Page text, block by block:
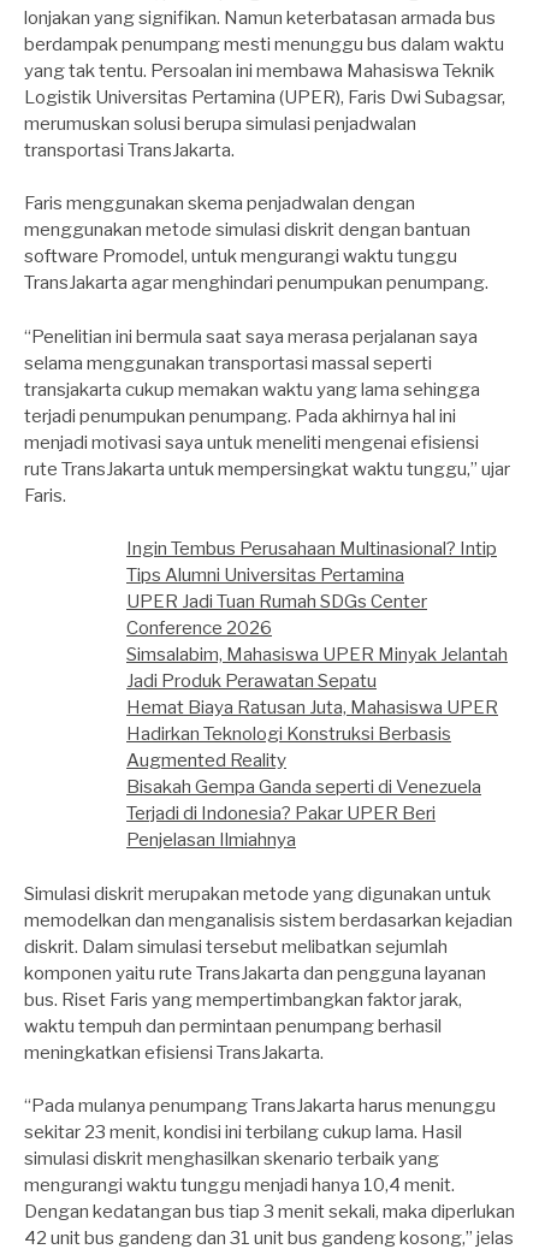
lonjakan yang signifikan. Namun keterbatasan armada bus
berdampak penumpang mesti menunggu bus dalam waktu
yang tak tentu. Persoalan ini membawa Mahasiswa Teknik
Logistik Universitas Pertamina (UPER), Faris Dwi Subagsar,
merumuskan solusi berupa simulasi penjadwalan
transportasi TransJakarta.
Faris menggunakan skema penjadwalan dengan
menggunakan metode simulasi diskrit dengan bantuan
software Promodel, untuk mengurangi waktu tunggu
TransJakarta agar menghindari penumpukan penumpang.
“Penelitian ini bermula saat saya merasa perjalanan saya
selama menggunakan transportasi massal seperti
transjakarta cukup memakan waktu yang lama sehingga
terjadi penumpukan penumpang. Pada akhirnya hal ini
menjadi motivasi saya untuk meneliti mengenai efisiensi
rute TransJakarta untuk mempersingkat waktu tunggu,” ujar
Faris.
Ingin Tembus Perusahaan Multinasional? Intip
Tips Alumni Universitas Pertamina
UPER Jadi Tuan Rumah SDGs Center
Conference 2026
Simsalabim, Mahasiswa UPER Minyak Jelantah
Jadi Produk Perawatan Sepatu
Hemat Biaya Ratusan Juta, Mahasiswa UPER
Hadirkan Teknologi Konstruksi Berbasis
Augmented Reality
Bisakah Gempa Ganda seperti di Venezuela
Terjadi di Indonesia? Pakar UPER Beri
Penjelasan Ilmiahnya
Simulasi diskrit merupakan metode yang digunakan untuk
memodelkan dan menganalisis sistem berdasarkan kejadian
diskrit. Dalam simulasi tersebut melibatkan sejumlah
komponen yaitu rute TransJakarta dan pengguna layanan
bus. Riset Faris yang mempertimbangkan faktor jarak,
waktu tempuh dan permintaan penumpang berhasil
meningkatkan efisiensi TransJakarta.
“Pada mulanya penumpang TransJakarta harus menunggu
sekitar 23 menit, kondisi ini terbilang cukup lama. Hasil
simulasi diskrit menghasilkan skenario terbaik yang
mengurangi waktu tunggu menjadi hanya 10,4 menit.
Dengan kedatangan bus tiap 3 menit sekali, maka diperlukan
42 unit bus gandeng dan 31 unit bus gandeng kosong,” jelas